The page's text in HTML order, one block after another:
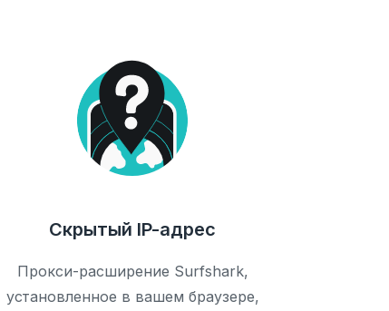
Скрытый IP-адрес
Прокси-расширение Surfshark,
установленное в вашем браузере,